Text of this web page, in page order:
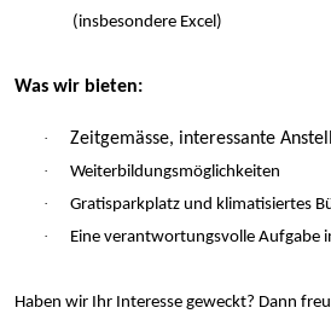
(insbesondere Excel)
Was wir bieten:
· Zeitgemässe, interessante
·
Weiterbildungsmöglichkeiten
·
Gratisparkplatz und klimatisiertes
·
Eine verantwortungsvolle Aufgabe
Haben wir Ihr Interesse geweckt? Dann